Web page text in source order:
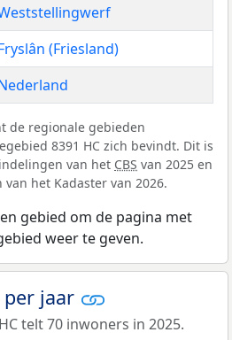
(Friesland)
de regionale gebieden
8391 HC zich bevindt. Dit is
van het CBS van 2025 en
het Kadaster van 2026.
gebied om de pagina met
weer te geven.
jaar
telt 70 inwoners in 2025.